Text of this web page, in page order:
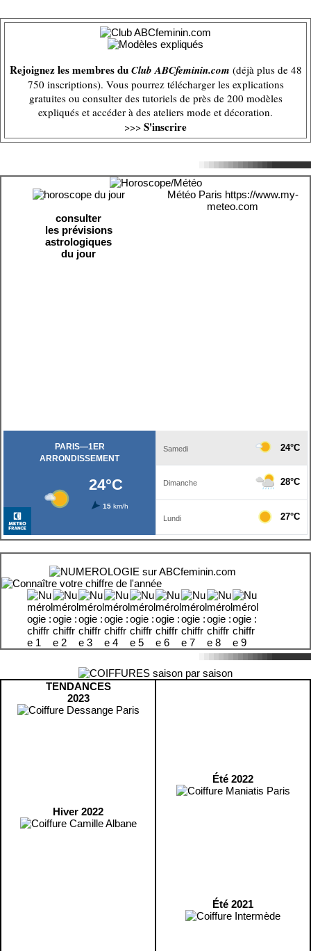
Rejoignez les membres duClub ABCfeminin.com (déjà plus de 48
750 inscriptions). Vous pourrez télécharger les explications
gratuites ou consulter des tutoriels de près de 200 modèles
expliqués et accéder à des ateliers mode et décoration.
>>> S'inscrire
consulter
les prévisions
astrologiques
du jour
Météo Paris https://www.my-
meteo.com
TENDANCES
2023
Hiver 2022
Été 2022
Été 2021